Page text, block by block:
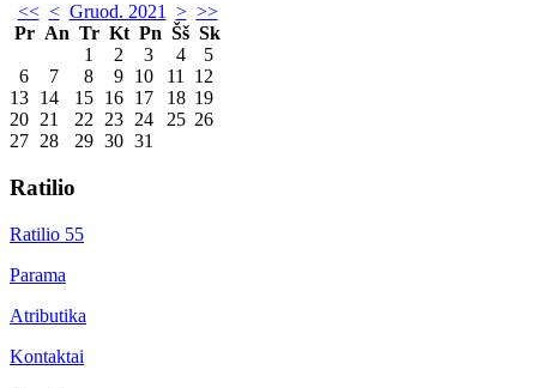
<< < Gruod. 2021 > >>
Pr An Tr Kt Pn Šš Sk
1
2 3 4
5
6
7 8 9 10 11
12
13 14 15 16 17 18 19
20 21 22 23 24 25 26
27 28 29 30 31
Ratilio
Ratilio 55
Parama
Atributika
Kontaktai